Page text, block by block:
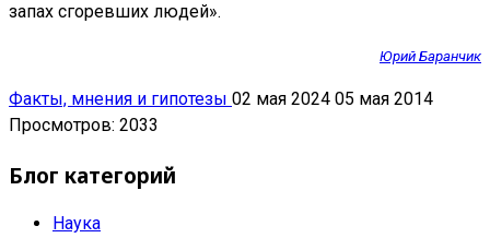
запах сгоревших людей».
Юрий Баранчик
Факты, мнения и гипотезы 02 мая 2024 05 мая 2014
Просмотров: 2033
Блог категорий
Наука